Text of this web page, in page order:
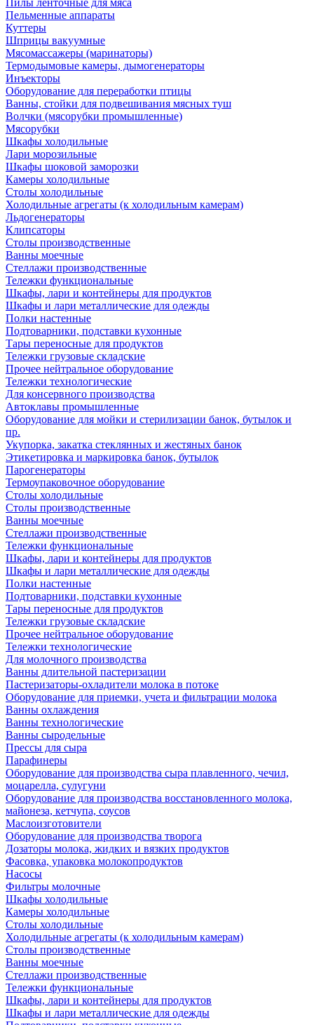
Пилы ленточные для мяса
Пельменные аппараты
Куттеры
Шприцы вакуумные
Мясомассажеры (маринаторы)
Термодымовые камеры, дымогенераторы
Инъекторы
Оборудование для переработки птицы
Ванны, стойки для подвешивания мясных туш
Волчки (мясорубки промышленные)
Мясорубки
Шкафы холодильные
Лари морозильные
Шкафы шоковой заморозки
Камеры холодильные
Столы холодильные
Холодильные агрегаты (к холодильным камерам)
Льдогенераторы
Клипсаторы
Столы производственные
Ванны моечные
Стеллажи производственные
Тележки функциональные
Шкафы, лари и контейнеры для продуктов
Шкафы и лари металлические для одежды
Полки настенные
Подтоварники, подставки кухонные
Тары переносные для продуктов
Тележки грузовые складские
Прочее нейтральное оборудование
Тележки технологические
Для консервного производства
Автоклавы промышленные
Оборудование для мойки и стерилизации банок, бутылок и
пр.
Укупорка, закатка стеклянных и жестяных банок
Этикетировка и маркировка банок, бутылок
Парогенераторы
Термоупаковочное оборудование
Столы холодильные
Столы производственные
Ванны моечные
Стеллажи производственные
Тележки функциональные
Шкафы, лари и контейнеры для продуктов
Шкафы и лари металлические для одежды
Полки настенные
Подтоварники, подставки кухонные
Тары переносные для продуктов
Тележки грузовые складские
Прочее нейтральное оборудование
Тележки технологические
Для молочного производства
Ванны длительной пастеризации
Пастеризаторы-охладители молока в потоке
Оборудование для приемки, учета и фильтрации молока
Ванны охлаждения
Ванны технологические
Ванны сыродельные
Прессы для сыра
Парафинеры
Оборудование для производства сыра плавленного, чечил,
моцарелла, сулугуни
Оборудование для производства восстановленного молока,
майонеза, кетчупа, соусов
Маслоизготовители
Оборудование для производства творога
Дозаторы молока, жидких и вязких продуктов
Фасовка, упаковка молокопродуктов
Насосы
Фильтры молочные
Шкафы холодильные
Камеры холодильные
Столы холодильные
Холодильные агрегаты (к холодильным камерам)
Столы производственные
Ванны моечные
Стеллажи производственные
Тележки функциональные
Шкафы, лари и контейнеры для продуктов
Шкафы и лари металлические для одежды